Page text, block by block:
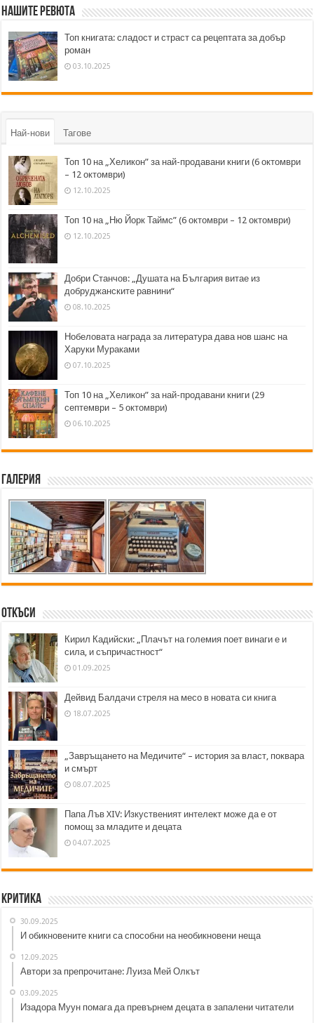
Нашите ревюта
Топ книгата: сладост и страст са рецептата за добър
роман
03.10.2025
Най-нови Тагове
Топ 10 на „Хеликон” за най-продавани книги (6 октомври
– 12 октомври)
12.10.2025
Топ 10 на „Ню Йорк Таймс” (6 октомври – 12 октомври)
12.10.2025
Добри Станчов: „Душата на България витае из
добруджанските равнини“
08.10.2025
Нобеловата награда за литература дава нов шанс на
Харуки Мураками
07.10.2025
Топ 10 на „Хеликон” за най-продавани книги (29
септември – 5 октомври)
06.10.2025
Галерия
Откъси
Кирил Кадийски: „Плачът на големия поет винаги е и
сила, и съпричастност“
01.09.2025
Дейвид Балдачи стреля на месо в новата си книга
18.07.2025
„Завръщането на Медичите“ – история за власт, поквара
и смърт
08.07.2025
Папа Лъв XIV: Изкуственият интелект може да е от
помощ за младите и децата
04.07.2025
Критика
30.09.2025
И обикновените книги са способни на необикновени неща
12.09.2025
Автори за препрочитане: Луиза Мей Олкът
03.09.2025
Изадора Муун помага да превърнем децата в запалени читатели